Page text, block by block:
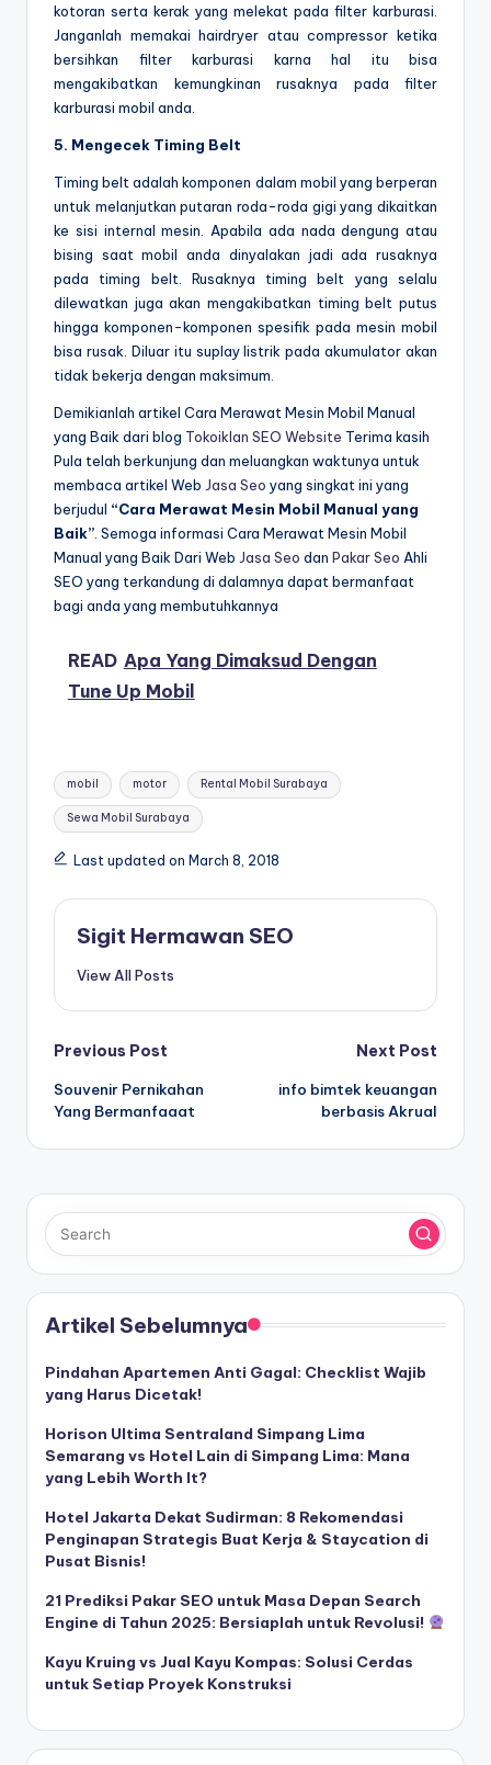
kotoran serta kerak yang melekat pada filter karburasi.
Janganlah memakai hairdryer atau compressor ketika
bersihkan filter karburasi karna hal itu bisa
mengakibatkan kemungkinan rusaknya pada filter
karburasi mobil anda.
5. Mengecek Timing Belt
Timing belt adalah komponen dalam mobil yang berperan
untuk melanjutkan putaran roda-roda gigi yang dikaitkan
ke sisi internal mesin. Apabila ada nada dengung atau
bising saat mobil anda dinyalakan jadi ada rusaknya
pada timing belt. Rusaknya timing belt yang selalu
dilewatkan juga akan mengakibatkan timing belt putus
hingga komponen-komponen spesifik pada mesin mobil
bisa rusak. Diluar itu suplay listrik pada akumulator akan
tidak bekerja dengan maksimum.
Demikianlah artikel Cara Merawat Mesin Mobil Manual
yang Baik dari blog Tokoiklan SEO Website Terima kasih
Pula telah berkunjung dan meluangkan waktunya untuk
membaca artikel Web Jasa Seo yang singkat ini yang
berjudul “Cara Merawat Mesin Mobil Manual yang
Baik” . Semoga informasi Cara Merawat Mesin Mobil
Manual yang Baik Dari Web Jasa Seo dan Pakar Seo Ahli
SEO yang terkandung di dalamnya dapat bermanfaat
bagi anda yang membutuhkannya
READ Apa Yang Dimaksud Dengan
Tune Up Mobil
Tags:
mobil motor Rental Mobil Surabaya
Sewa Mobil Surabaya
Last updated on March 8, 2018
Sigit Hermawan SEO
View All Posts
Post
navigation
Previous Post
Souvenir Pernikahan
Yang Bermanfaaat
Next Post
info bimtek keuangan
berbasis Akrual
Artikel Sebelumnya
Pindahan Apartemen Anti Gagal: Checklist Wajib
yang Harus Dicetak!
Horison Ultima Sentraland Simpang Lima
Semarang vs Hotel Lain di Simpang Lima: Mana
yang Lebih Worth It?
Hotel Jakarta Dekat Sudirman: 8 Rekomendasi
Penginapan Strategis Buat Kerja & Staycation di
Pusat Bisnis!
21 Prediksi Pakar SEO untuk Masa Depan Search
Engine di Tahun 2025: Bersiaplah untuk Revolusi!
Kayu Kruing vs Jual Kayu Kompas: Solusi Cerdas
untuk Setiap Proyek Konstruksi